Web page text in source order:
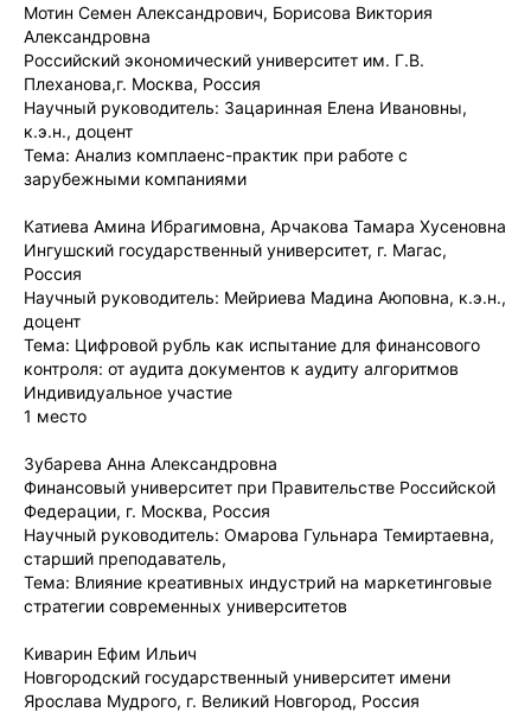
Мотин Семен Александрович, Борисова Виктория
Александровна
Российский экономический университет им. Г.В.
Плеханова,г. Москва, Россия
Научный руководитель: Зацаринная Елена Ивановны,
к.э.н., доцент
Тема: Анализ комплаенс-практик при работе с
зарубежными компаниями
Катиева Амина Ибрагимовна, Арчакова Тамара Хусеновна
Ингушский государственный университет, г. Магас,
Россия
Научный руководитель: Мейриева Мадина Аюповна, к.э.н.,
доцент
Тема: Цифровой рубль как испытание для финансового
контроля: от аудита документов к аудиту алгоритмов
Индивидуальное участие
1 место
Зубарева Анна Александровна
Финансовый университет при Правительстве Российской
Федерации, г. Москва, Россия
Научный руководитель: Омарова Гульнара Темиртаевна,
старший преподаватель,
Тема: Влияние креативных индустрий на маркетинговые
стратегии современных университетов
Киварин Ефим Ильич
Новгородский государственный университет имени
Ярослава Мудрого, г. Великий Новгород, Россия